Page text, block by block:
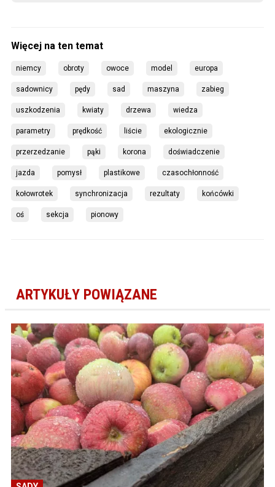
niemcy obroty owoce model europa
sadownicy pędy sad maszyna zabieg
uszkodzenia kwiaty drzewa wiedza
parametry prędkość liście ekologicznie
przerzedzanie pąki korona doświadczenie
jazda pomysł plastikowe czasochłonność
kołowrotek synchronizacja rezultaty końcówki
oś sekcja pionowy
ARTYKUŁY POWIĄZANE